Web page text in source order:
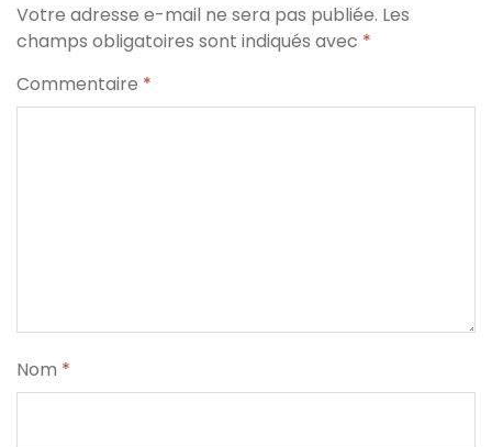
Votre adresse e-mail ne sera pas publiée. Les
champs obligatoires sont indiqués avec *
Commentaire *
Nom *